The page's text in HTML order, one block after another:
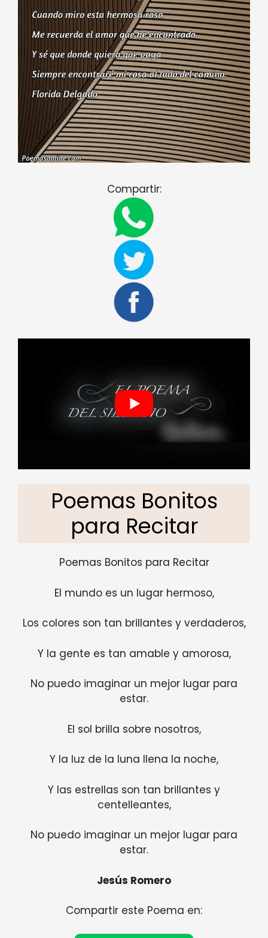
Compartir:
Poemas Bonitos
para Recitar
Poemas Bonitos para Recitar
El mundo es un lugar hermoso,
Los colores son tan brillantes y verdaderos,
Y la gente es tan amable y amorosa,
No puedo imaginar un mejor lugar para
estar.
El sol brilla sobre nosotros,
Y la luz de la luna llena la noche,
Y las estrellas son tan brillantes y
centelleantes,
No puedo imaginar un mejor lugar para
estar.
Jesús Romero
Compartir este Poema en: